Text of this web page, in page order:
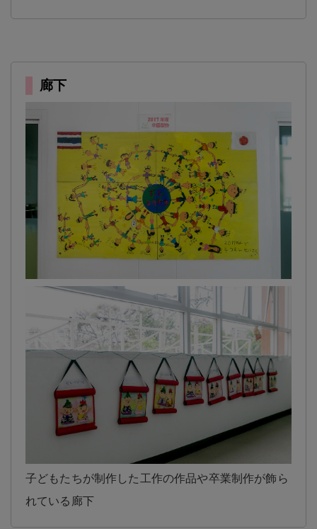
廊下
子どもたちが制作した工作の作品や卒業制作が飾ら
れている廊下